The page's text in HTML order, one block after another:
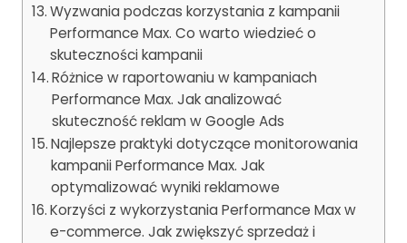
Wyzwania podczas korzystania z kampanii
Performance Max. Co warto wiedzieć o
skuteczności kampanii
Różnice w raportowaniu w kampaniach
Performance Max. Jak analizować
skuteczność reklam w Google Ads
Najlepsze praktyki dotyczące monitorowania
kampanii Performance Max. Jak
optymalizować wyniki reklamowe
Korzyści z wykorzystania Performance Max w
e-commerce. Jak zwiększyć sprzedaż i